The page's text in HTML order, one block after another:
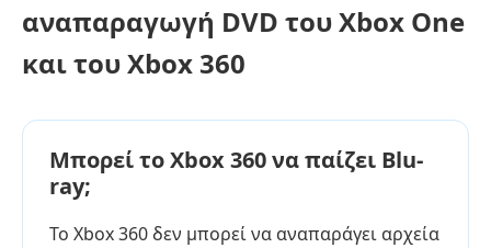
αναπαραγωγή DVD του Xbox One
και του Xbox 360
Μπορεί το Xbox 360 να παίζει Blu-
ray;
Το Xbox 360 δεν μπορεί να αναπαράγει αρχεία